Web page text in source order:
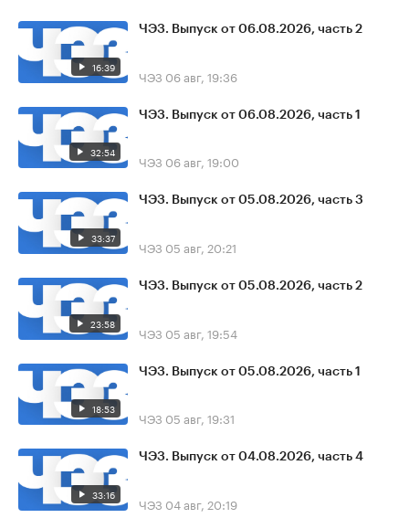
16:39
ЧЭЗ. Выпуск от 06.08.2026, часть 2
ЧЭЗ 06 авг, 19:36
32:54
ЧЭЗ. Выпуск от 06.08.2026, часть 1
ЧЭЗ 06 авг, 19:00
33:37
ЧЭЗ. Выпуск от 05.08.2026, часть 3
ЧЭЗ 05 авг, 20:21
23:58
ЧЭЗ. Выпуск от 05.08.2026, часть 2
ЧЭЗ 05 авг, 19:54
18:53
ЧЭЗ. Выпуск от 05.08.2026, часть 1
ЧЭЗ 05 авг, 19:31
33:16
ЧЭЗ. Выпуск от 04.08.2026, часть 4
ЧЭЗ 04 авг, 20:19